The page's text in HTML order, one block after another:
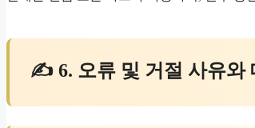
✍ 6. 오류 및 거절 사유와